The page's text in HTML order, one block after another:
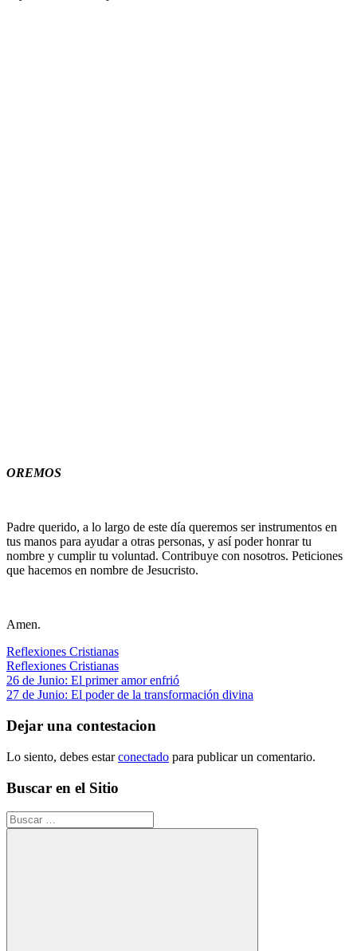
OREMOS
Padre querido, a lo largo de este día queremos ser instrumentos en
tus manos para ayudar a otras personas, y así poder honrar tu
nombre y cumplir tu voluntad. Contribuye con nosotros. Peticiones
que hacemos en nombre de Jesucristo.
Amen.
Reflexiones Cristianas
Reflexiones Cristianas
Navegación
de
entradas
Entrada
anterior:
26 de Junio: El primer amor enfrió
Siguiente
27 de Junio: El poder de la transformación divina
Dejar una contestacion
Lo siento, debes estarconectado para publicar un comentario.
Buscar en el Sitio
Buscar: